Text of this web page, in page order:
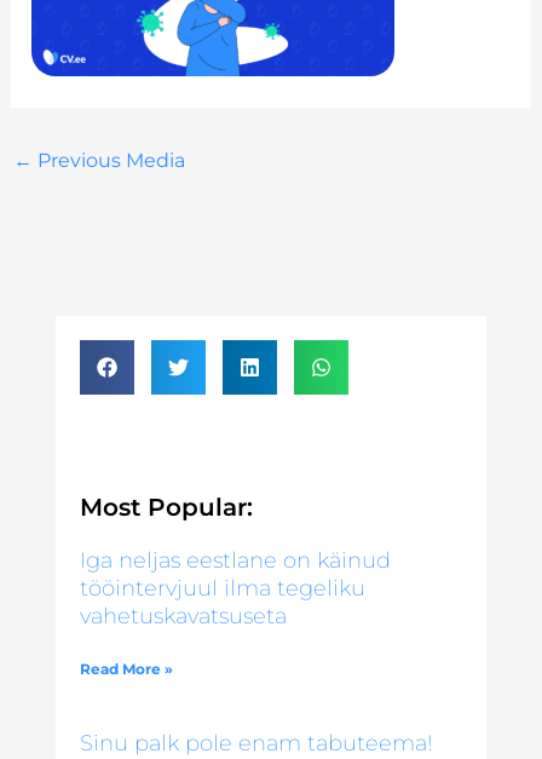
← Previous Media
Most Popular:
Iga neljas eestlane on käinud
tööintervjuul ilma tegeliku
vahetuskavatsuseta
Read More »
Sinu palk pole enam tabuteema!